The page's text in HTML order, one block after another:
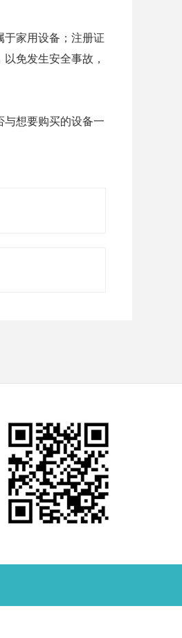
家用设备；注册证
免发生安全事故，
想要购买的设备一